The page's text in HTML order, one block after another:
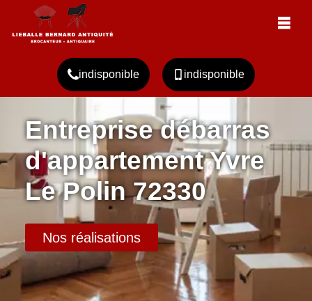
indisponible indisponible
Entreprise débarras
d'appartement Yvre
Le Polin 72330
Nos réalisations